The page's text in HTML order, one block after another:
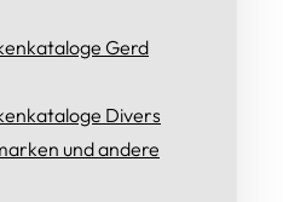
Gerd
Divers
und andere